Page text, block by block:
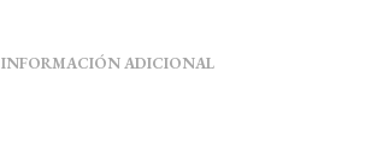
INFORMACIÓN ADICIONAL